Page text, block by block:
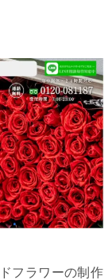
フラワーの制作